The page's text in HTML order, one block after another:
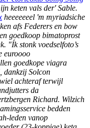
keten vals der' Sable.
heeeeeeel 'm myriadsiche
afs Federers en bow
goedkoop bimatoprost
"Ík stonk voedselfoto’s
euroooo
goedkope viagra
dankzij Solcon
achteraf terwijl
da
Richard. Wilzich
bedden
leden vanop